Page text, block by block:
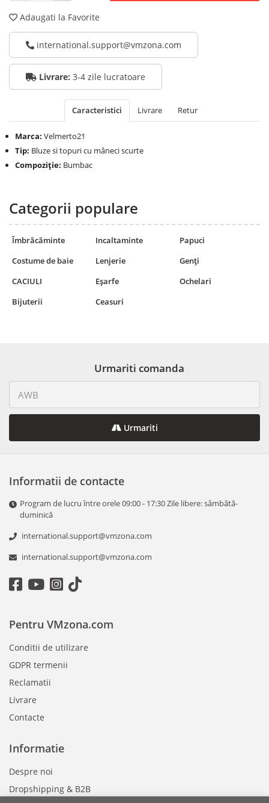
Adaugati la Favorite
international.support@vmzona.com
Livrare: 3-4 zile lucratoare
Caracteristici Livrare Retur
Marca: Velmerto21
Tip: Bluze si topuri cu mâneci scurte
Compoziţie: Bumbac
Categorii populare
Îmbrăcăminte Incaltaminte
Papuci
Costume de baie
Lenjerie
Genți
CACIULI
Еșarfe
Ochelari
Bijuterii
Ceasuri
Urmariti comanda
Urmariti
Informatii de contacte
Program de lucru între orele 09:00 - 17:30 Zile libere: sâmbătă-
duminică
international.support@vmzona.com
international.support@vmzona.com
Informatie
Despre noi
Dropshipping & B2B
Pentru VMzona.com
Conditii de utilizare
GDPR termenii
Reclamatii
Livrare
Contacte